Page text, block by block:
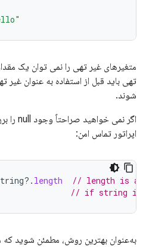
متغیرهای غیر تهی را نمی توان یک
تهی باید قبل از استفاده به عنوان غیر
شوند.
اگر نمی خواهید صراحتاً وجود null را بررسی کنید، می توانید از
اپراتور تماس امن:
?. length
// length is a
// if string is
به‌عنوان بهترین روش، مطمئن شوید